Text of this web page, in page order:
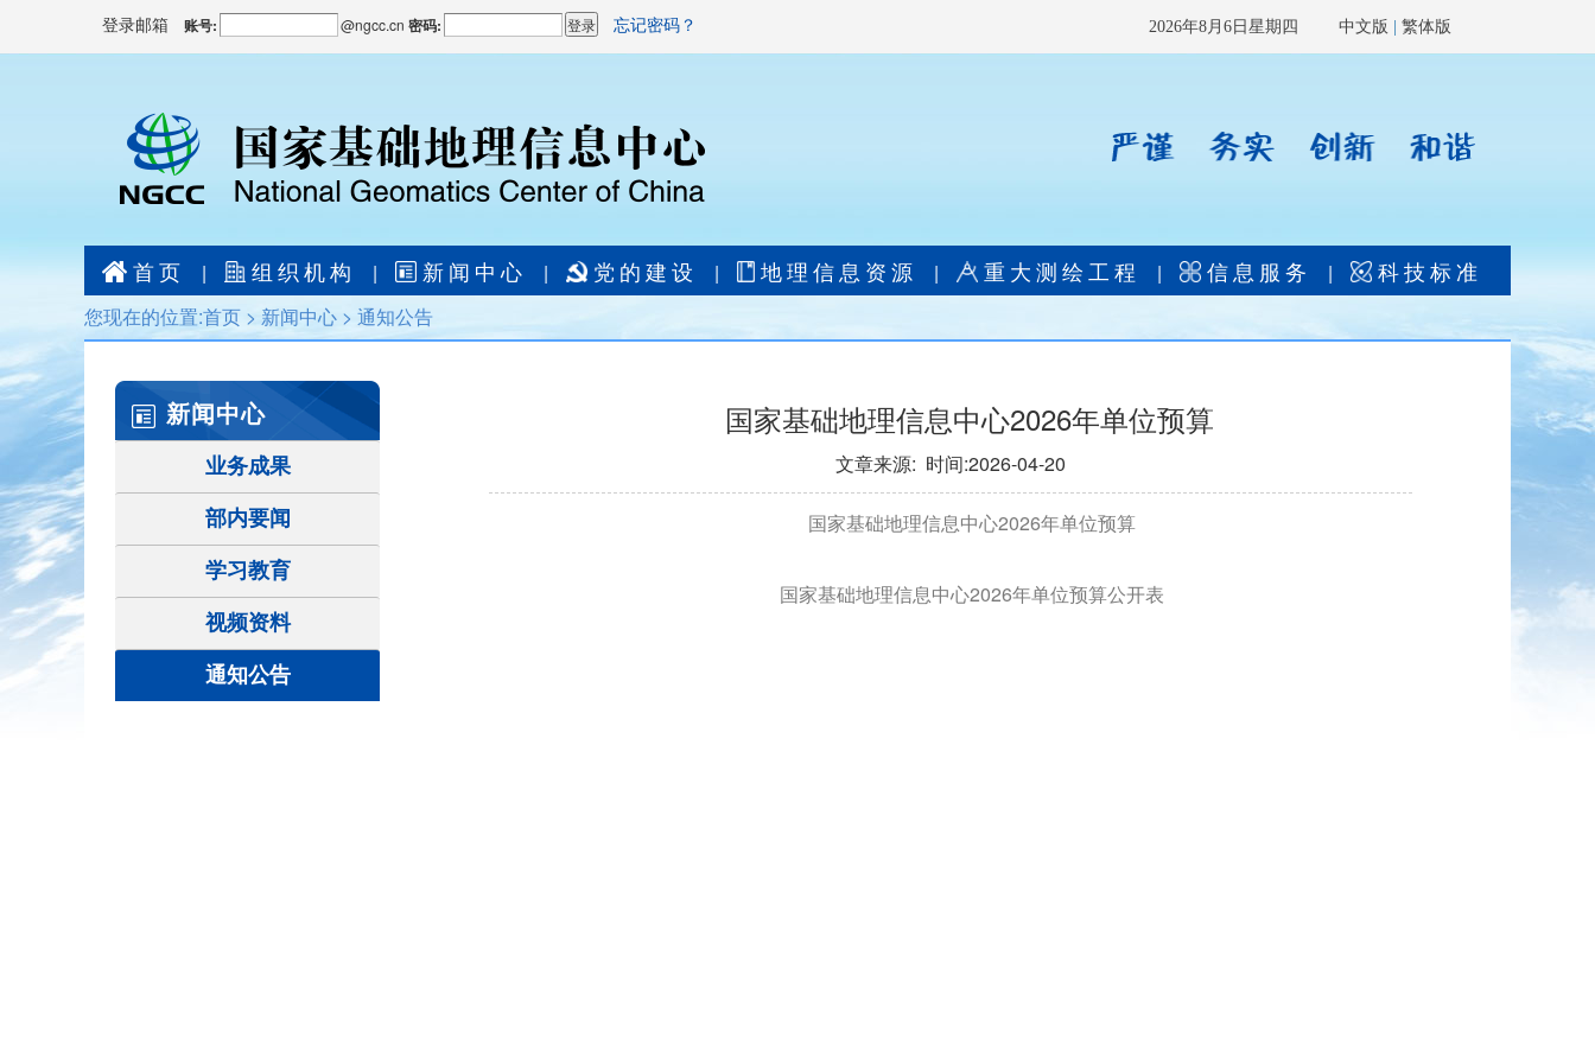
登录邮箱 账号: @ngcc.cn 密码: 忘记密码？ 2026年8月6日星期四 中文版 繁体版
首页 | 组织机构 | 新闻中心 | 党的建设 | 地理信息资源 | 重大测绘工程 | 信息服务 | 科技标准
您现在的位置:首页 > 新闻中心 > 通知公告
新闻中心
业务成果
部内要闻
学习教育
视频资料
通知公告
国家基础地理信息中心2026年单位预算
文章来源: 时间:2026-04-20
国家基础地理信息中心2026年单位预算
国家基础地理信息中心2026年单位预算公开表